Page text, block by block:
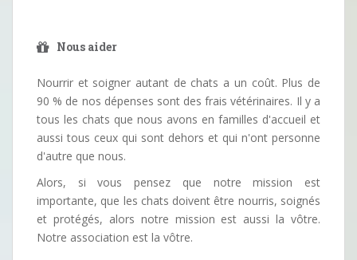
Nous aider
Nourrir et soigner autant de chats a un coût. Plus de
90 % de nos dépenses sont des frais vétérinaires. Il y a
tous les chats que nous avons en familles d'accueil et
aussi tous ceux qui sont dehors et qui n'ont personne
d'autre que nous.
Alors, si vous pensez que notre mission est
importante, que les chats doivent être nourris, soignés
et protégés, alors notre mission est aussi la vôtre.
Notre association est la vôtre.